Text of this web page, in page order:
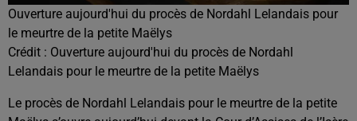
Ouverture aujourd'hui du procès de Nordahl Lelandais pour
le meurtre de la petite Maëlys
Crédit : Ouverture aujourd'hui du procès de Nordahl
Lelandais pour le meurtre de la petite Maëlys
Le procès de Nordahl Lelandais pour le meurtre de la petite